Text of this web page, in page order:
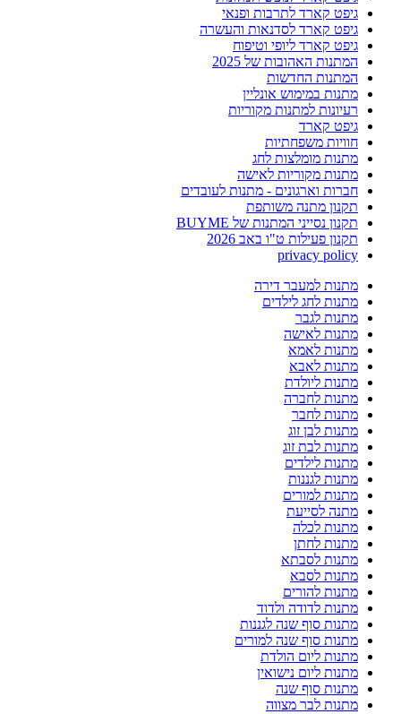
גיפט קארד לתרבות ופנאי
גיפט קארד לסדנאות והעשרה
גיפט קארד ליופי וטיפוח
המתנות האהובות של 2025
המתנות החדשות
מתנות במימוש אונליין
רעיונות למתנות מקוריות
גיפט קארד
חוויות משפחתיות
מתנות מומלצות לחג
מתנות מקוריות לאישה
חברות וארגונים - מתנות לעובדים
תקנון מתנה משותפת
תקנון נסייני המתנות של BUYME
תקנון פעילות ט"ו באב 2026
privacy policy
מתנות למעבר דירה
מתנות לחג לילדים
מתנות לגבר
מתנות לאישה
מתנות לאמא
מתנות לאבא
מתנות ליולדת
מתנות לחברה
מתנות לחבר
מתנות לבן זוג
מתנות לבת זוג
מתנות לילדים
מתנות לגננות
מתנות למורים
מתנה לסייעת
מתנות לכלה
מתנות לחתן
מתנות לסבתא
מתנות לסבא
מתנות להורים
מתנות לדודה ולדוד
מתנות סוף שנה לגננות
מתנות סוף שנה למורים
מתנות ליום הולדת
מתנות ליום נישואין
מתנות סוף שנה
מתנות לבר מצווה